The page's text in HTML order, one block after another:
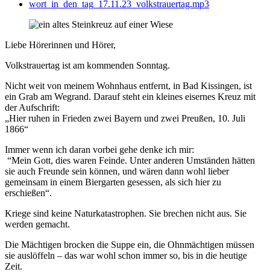
wort_in_den_tag_17.11.23_volkstrauertag.mp3
Liebe Hörerinnen und Hörer,
Volkstrauertag ist am kommenden Sonntag.
Nicht weit von meinem Wohnhaus entfernt, in Bad Kissingen, ist
ein Grab am Wegrand. Darauf steht ein kleines eisernes Kreuz mit
der Aufschrift:
„Hier ruhen in Frieden zwei Bayern und zwei Preußen, 10. Juli
1866“
Immer wenn ich daran vorbei gehe denke ich mir:
“Mein Gott, dies waren Feinde. Unter anderen Umständen hätten
sie auch Freunde sein können, und wären dann wohl lieber
gemeinsam in einem Biergarten gesessen, als sich hier zu
erschießen“.
Kriege sind keine Naturkatastrophen. Sie brechen nicht aus. Sie
werden gemacht.
Die Mächtigen brocken die Suppe ein, die Ohnmächtigen müssen
sie auslöffeln – das war wohl schon immer so, bis in die heutige
Zeit.